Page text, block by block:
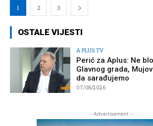
1 2 3
OSTALE VIJESTI
A PLUS TV
Perić za Aplus: Ne
Glavnog grada,
da sarađujemo
07/08/2026
- Advertisement -